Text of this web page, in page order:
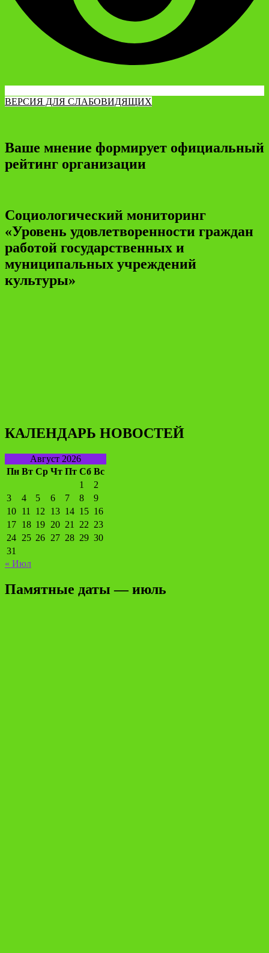
ВЕРСИЯ ДЛЯ СЛАБОВИДЯЩИХ
Ваше мнение формирует официальный
рейтинг организации
Социологический мониторинг
«Уровень удовлетворенности граждан
работой государственных и
муниципальных учреждений
культуры»
КАЛЕНДАРЬ НОВОСТЕЙ
Август 2026
Пн Вт Ср Чт Пт Сб Вс
1
2
3
4 5 6 7 8
9
10 11 12 13 14 15 16
17 18 19 20 21 22 23
24 25 26 27 28 29 30
31
« Июл
Памятные даты — июль